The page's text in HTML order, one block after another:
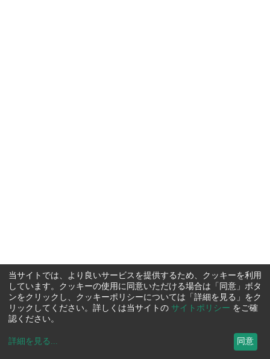
当サイトでは、より良いサービスを提供するため、クッキーを利用
しています。クッキーの使用に同意いただける場合は「同意」ボタ
ンをクリックし、クッキーポリシーについては「詳細を見る」をク
リックしてください。詳しくは当サイトの サイトポリシー をご確
認ください。
詳細を見る ... 同意